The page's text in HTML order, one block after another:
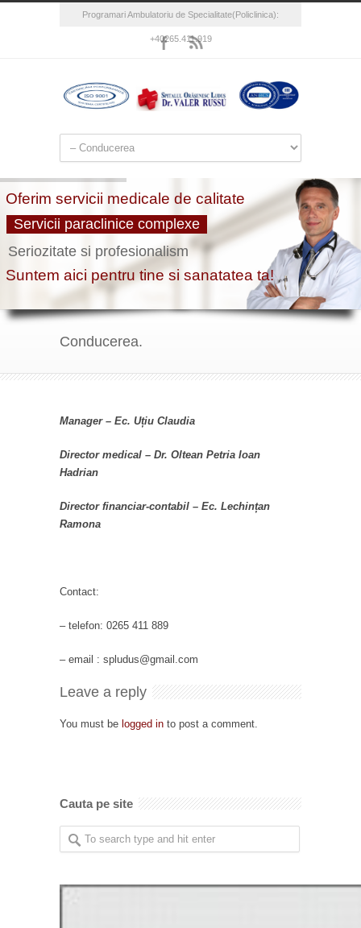
Programari Ambulatoriu de Specialitate(Policlinica):
+40265.411.919
Conducerea.
Manager – Ec. Uțiu Claudia
Director medical – Dr. Oltean Petria Ioan
Hadrian
Director financiar-contabil – Ec. Lechințan
Ramona
Contact:
– telefon: 0265 411 889
– email : spludus@gmail.com
Leave a reply
You must be logged in to post a comment.
Cauta pe site